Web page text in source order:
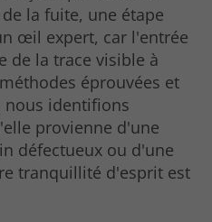
la fuite, une étape
œil expert, car l'entrée
de la trace visible à
éprouvées et
nous identifions
provienne d'une
défectueux ou d'une
tranquillité d'esprit est